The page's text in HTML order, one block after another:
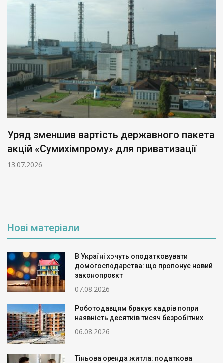
Уряд зменшив вартість державного пакета
акцій «Сумихімпрому» для приватизації
13.07.2026
Нові матеріали
В Україні хочуть оподатковувати
домогосподарства: що пропонує новий
законопроєкт
07.08.2026
Роботодавцям бракує кадрів попри
наявність десятків тисяч безробітних
06.08.2026
Тіньова оренда житла: податкова